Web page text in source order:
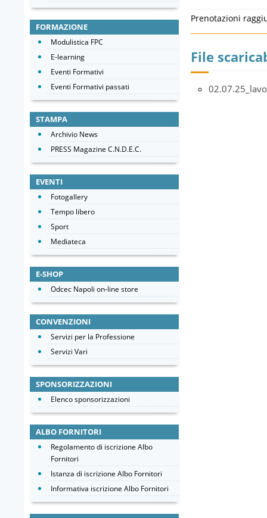
Prenotazioni
File
FORMAZIONE
Modulistica FPC
E-learning
Eventi Formativi
Eventi Formativi passati
STAMPA
Archivio News
PRESS Magazine C.N.D.E.C.
EVENTI
Fotogallery
Tempo libero
Sport
Mediateca
E-SHOP
Odcec Napoli on-line store
CONVENZIONI
Servizi per la Professione
Servizi Vari
SPONSORIZZAZIONI
Elenco sponsorizzazioni
ALBO FORNITORI
Regolamento di iscrizione Albo
Fornitori
Istanza di iscrizione Albo Fornitori
Informativa iscrizione Albo Fornitori